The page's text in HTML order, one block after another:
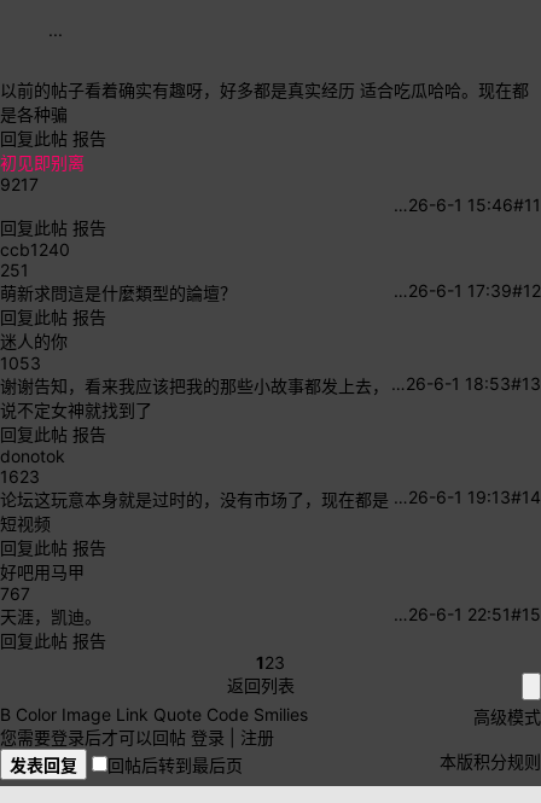
...
以前的帖子看着确实有趣呀，好多都是真实经历 适合吃瓜哈哈。现在都
是各种骗
回复此帖 报告
初见即别离
9217
#11
26-6-1 15:46
…
回复此帖 报告
ccb1240
251
#12
26-6-1 17:39
…
萌新求問這是什麼類型的論壇？
回复此帖 报告
迷人的你
1053
#13
26-6-1 18:53
…
谢谢告知，看来我应该把我的那些小故事都发上去，
说不定女神就找到了
回复此帖 报告
donotok
1623
#14
26-6-1 19:13
…
论坛这玩意本身就是过时的，没有市场了，现在都是
短视频
回复此帖 报告
好吧用马甲
767
#15
26-6-1 22:51
…
天涯，凯迪。
回复此帖 报告
123
返回列表
高级模式
B Color Image Link Quote Code Smilies
您需要登录后才可以回帖 登录
注册
本版积分规则
发表回复 回帖后转到最后页